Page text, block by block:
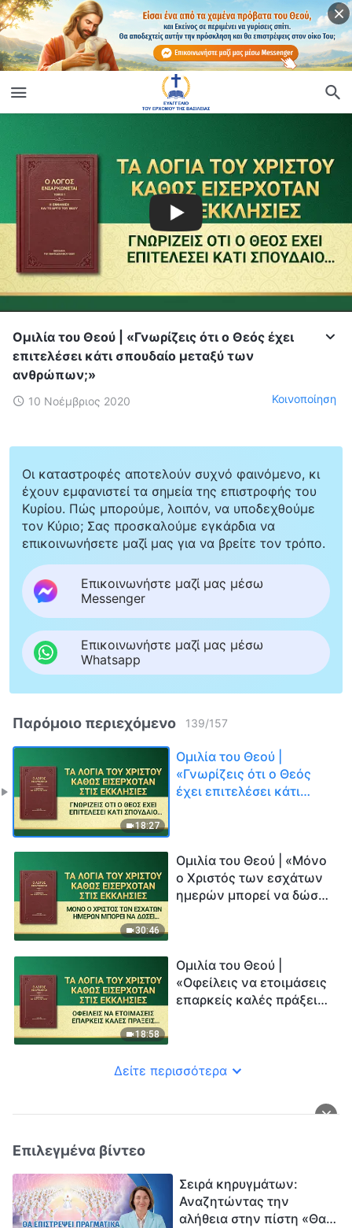
Ομιλία του Θεού | «Γνωρίζεις ότι ο Θεός έχει
επιτελέσει κάτι σπουδαίο μεταξύ των
ανθρώπων;»
10 Νοέμβριος 2020 Κοινοποίηση
Οι καταστροφές αποτελούν συχνό φαινόμενο, κι
έχουν εμφανιστεί τα σημεία της επιστροφής του
Κυρίου. Πώς μπορούμε, λοιπόν, να υποδεχθούμε
τον Κύριο; Σας προσκαλούμε εγκάρδια να
επικοινωνήσετε μαζί μας για να βρείτε τον τρόπο.
Επικοινωνήστε μαζί μας μέσω
Messenger
Επικοινωνήστε μαζί μας μέσω
Whatsapp
Παρόμοιο περιεχόμενο 139/157
18:27
Ομιλία του Θεού |
«Γνωρίζεις ότι ο Θεός
έχει επιτελέσει κάτι
30:46
Ομιλία του Θεού | «Μόνο
ο Χριστός των εσχάτων
ημερών μπορεί να δώσει
18:58
Ομιλία του Θεού |
«Οφείλεις να ετοιμάσεις
επαρκείς καλές πράξεις
Δείτε περισσότερα
Επιλεγμένα βίντεο
Σειρά κηρυγμάτων:
Αναζητώντας την
αλήθεια στην πίστη «Θα